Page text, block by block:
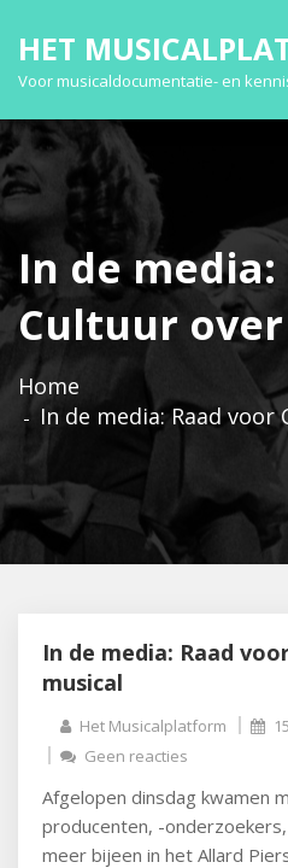
HET
Voor musicaldocumentatie- en
In de
Cultuur
Home
In de media: Raad
In de media: Raad
musical
Het Musicalplatform
Geen reacties
Afgelopen dinsdag kwamen
producenten, -
meer bijeen in het Allard